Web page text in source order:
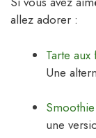
allez adorer :
Tarte
Une
une